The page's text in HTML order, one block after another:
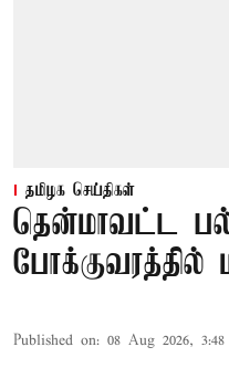
தமிழக செய்திகள்
தென்மாவட்ட
போக்குவரத்தில்
Published on: 08 Aug 2026,